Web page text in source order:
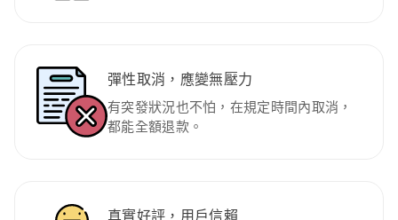
彈性取消，應變無壓力
有突發狀況也不怕，在規定時間內取消，
都能全額退款。
真實好評，用戶信賴